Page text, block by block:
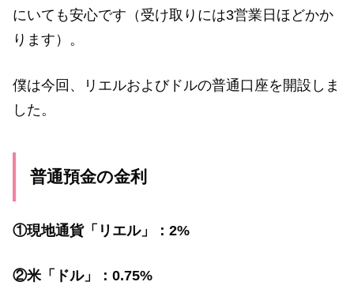
にいても安心です（受け取りには3営業日ほどかか
ります）。
僕は今回、リエルおよびドルの普通口座を開設しま
した。
普通預金の金利
①現地通貨「リエル」：2%
②米「ドル」：0.75%